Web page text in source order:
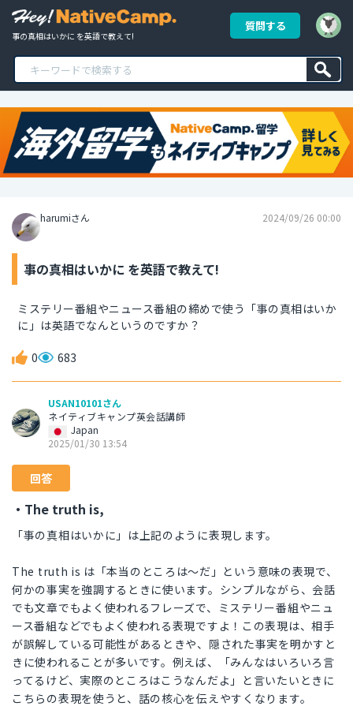
事の真相はいかに を英語で教えて!
質問する
harumiさん 2024/09/26 00:00
事の真相はいかに を英語で教えて!
ミステリー番組やニュース番組の締めで使う「事の真相はいか
に」は英語でなんというのですか？
0 683
USAN10101さん
ネイティブキャンプ英会話講師
Japan
2025/01/30 13:54
回答
・The truth is,
「事の真相はいかに」は上記のように表現します。
The truth is は「本当のところは〜だ」という意味の表現で、
何かの事実を強調するときに使います。シンプルながら、会話
でも文章でもよく使われるフレーズで、ミステリー番組やニュ
ース番組などでもよく使われる表現ですよ！この表現は、相手
が誤解している可能性があるときや、隠された事実を明かすと
きに使われることが多いです。例えば、「みんなはいろいろ言
ってるけど、実際のところはこうなんだよ」と言いたいときに
こちらの表現を使うと、話の核心を伝えやすくなります。